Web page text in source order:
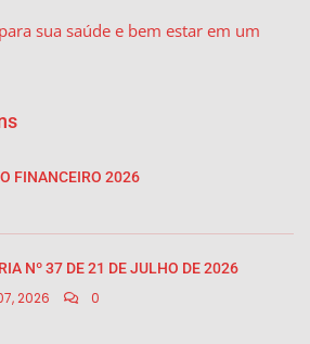
sua saúde e bem estar em um
FINANCEIRO 2026
Nº 37 DE 21 DE JULHO DE 2026
2026 0